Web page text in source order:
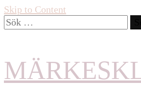
Skip to Content
Sök
efter: